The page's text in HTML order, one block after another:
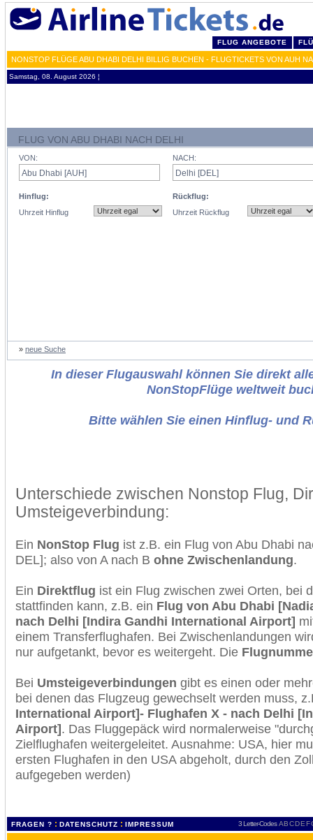
FLUG ANGEBOTE
NONSTOP FLÜGE ABU DHABI DELHI BILLIG BUCHEN - FLUGTICKETS VON AUH
Samstag, 08. August 2026 ¦
FLUG VON ABU DHABI NACH DELHI
VON:
Hinflug:
Uhrzeit Hinflug
NACH:
Rückflug:
Uhrzeit Rückflug
» neue Suche
In dieser Flugauswahl können Sie direkt
NonStopFlüge weltweit
Bitte wählen Sie einen Hinflug- und
Unterschiede zwischen Nonstop Flug,
Umsteigeverbindung:
Ein NonStop Flug ist z.B. ein Flug von Abu Dhabi
DEL]; also von A nach B ohne Zwischenlandung.
Ein Direktflug ist ein Flug zwischen zwei Orten, bei
stattfinden kann, z.B. ein Flug von Abu Dhabi
nach Delhi [Indira Gandhi International Airport]
einem Transferflughafen. Bei Zwischenlandungen
nur aufgetankt, bevor es weitergeht. Die
Bei Umsteigeverbindungen gibt es einen oder
bei denen das Flugzeug gewechselt werden muss,
International Airport]- Flughafen X - nach Delhi
Airport]. Das Fluggepäck wird normalerweise
Zielflughafen weitergeleitet. Ausnahme: USA, hier
ersten Flughafen in den USA abgeholt, durch den
aufgegeben werden)
FRAGEN ? : DATENSCHUTZ : IMPRESSUM 3 Letter-Codes ABCDEF